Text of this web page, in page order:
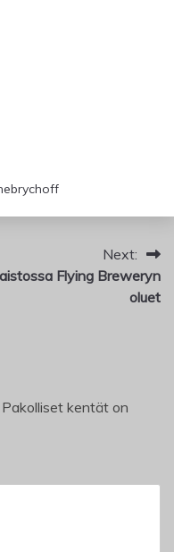
Next:
Flying Breweryn
oluet
Pakolliset kentät on